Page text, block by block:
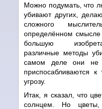
Можно подумать, что
убивают других,
сложного
определённом
большую
различные методы
самом деле они не
приспосабливаются
угрозу.
Итак, я сказал, что
солнцем. Но